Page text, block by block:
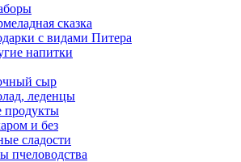
сказка
с видами Питера
напитки
сыр
леденцы
продукты
и без
сладости
пчеловодства